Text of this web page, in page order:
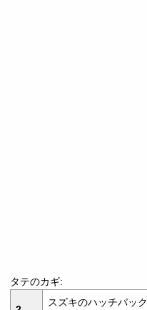
タテのカギ:
スズキのハッチバック